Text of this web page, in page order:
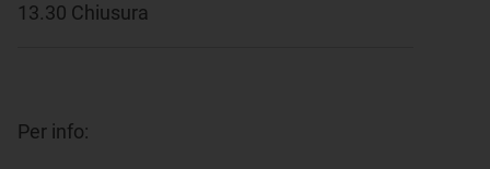
13.30 Chiusura
Per info: